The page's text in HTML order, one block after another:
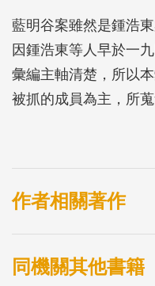
藍明谷案雖然是鍾浩
因鍾浩東等人早於一
彙編主軸清楚，所以
被抓的成員為主，所
下。壹、佈線捉拿，
警、特人員對藍明谷
他們的訊問筆錄，這
亂組織的情事，在偵
作者相關著作
同機關其他書籍